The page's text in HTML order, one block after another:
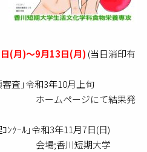
(月)～9月13日(月) (当日消印有
査｣令和3年10月上旬
ジにて結果発
ﾙ｣令和3年11月7日(日)
短期大学